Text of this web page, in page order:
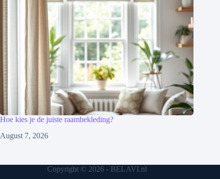
Hoe kies je de juiste raambekleding?
August 7, 2026
Copyright © 2026 - BELAVI.nl